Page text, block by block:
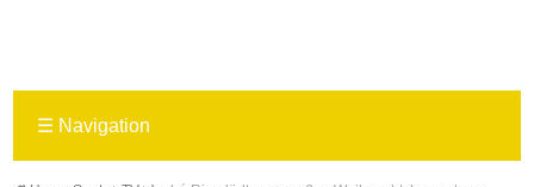
☰ Navigation